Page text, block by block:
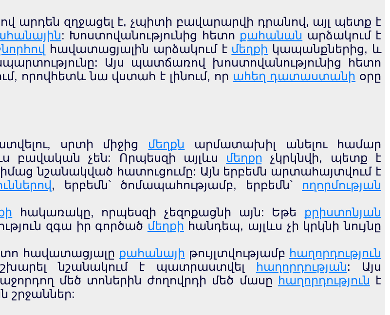
ով արդեն զղջացել է, չպիտի բավարարվի դրանով, այլ պետք է
: Խոստովանությունից հետո քահանան արձակում է
հավատացյալին արձակում է մեղքի կապանքներից, և
Այս պատճառով խոստովանությունից հետո
որովհետև նա վստահ է լինում, որ ահեղ դատաստանի օրը
սրտի միջից մեղքն արմատախիլ անելու համար
բավական չեն: Որպեսզի այլևս մեղքը չկրկնվի, պետք է
նշանակված հատուցումը: Այն երբեմն արտահայտվում է
, երբեմն՝ ծոմապահությամբ, երբեմն՝ ողորմության
հակառակը, որպեսզի չեզոքացնի այն: Եթե քրիստոնյան
զգա իր գործած մեղքի հանդեպ, այլևս չի կրկնի նույնը
հավատացյալը քահանայի թույլտվությամբ հաղորդություն
նշանակում է պատրաստվել
հաղորդության: Այս
մեծ տոներին ժողովրդի մեծ մասը հաղորդություն է
շրջաններ: